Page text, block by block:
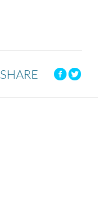
SHARE